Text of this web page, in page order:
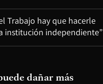
Trabajo hay que hacerle
institución independiente”
dañar más